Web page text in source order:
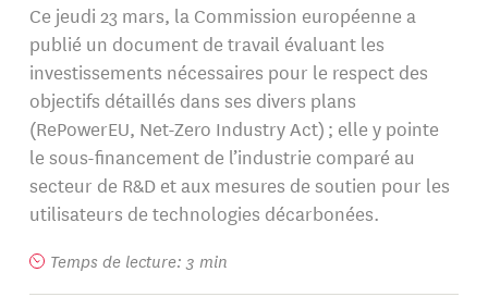
Ce jeudi 23 mars, la Commission européenne a
publié un document de travail évaluant les
investissements nécessaires pour le respect des
objectifs détaillés dans ses divers plans
(RePowerEU, Net-Zero Industry Act) ; elle y pointe
le sous-financement de l’industrie comparé au
secteur de R&D et aux mesures de soutien pour les
utilisateurs de technologies décarbonées.
Temps de lecture: 3 min